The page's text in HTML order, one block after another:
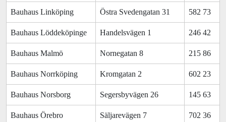
Bauhaus Linköping Östra Svedengatan 31 582 73
Bauhaus Löddeköpinge Handelsvägen 1 246 42
Bauhaus Malmö Nornegatan 8 215 86
Bauhaus Norrköping Kromgatan 2 602 23
Bauhaus Norsborg Segersbyvägen 26 145 63
Bauhaus Örebro Säljarevägen 7 702 36